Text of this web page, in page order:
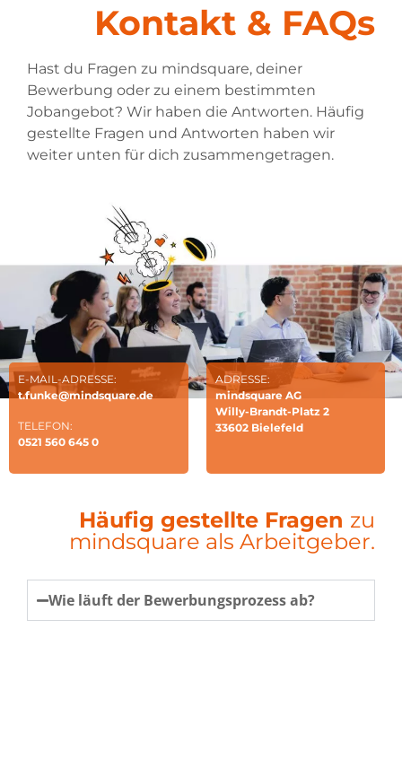
Kontakt & FAQs
Hast du Fragen zu mindsquare, deiner
Bewerbung oder zu einem bestimmten
Jobangebot? Wir haben die Antworten. Häufig
gestellte Fragen und Antworten haben wir
weiter unten für dich zusammengetragen.
E-MAIL-ADRESSE:
t.funke@mindsquare.de
TELEFON:
0521 560 645 0
ADRESSE:
mindsquare AG
Willy-Brandt-Platz 2
33602 Bielefeld
Häufig gestellte Fragen zu
mindsquare als Arbeitgeber.
Wie läuft der Bewerbungsprozess ab?